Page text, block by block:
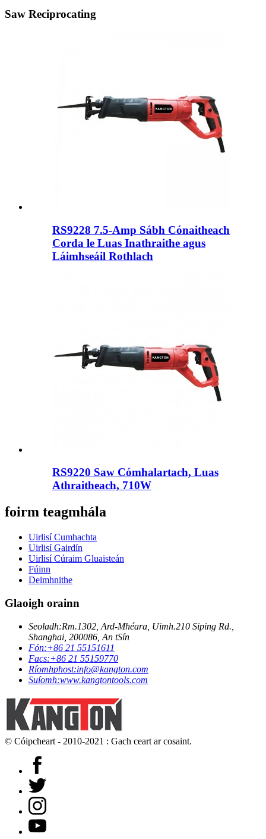
Saw Reciprocating
RS9228 7.5-Amp Sábh Cónaitheach
Corda le Luas Inathraithe agus
Láimhseáil Rothlach
RS9220 Saw Cómhalartach, Luas
Athraitheach, 710W
foirm teagmhála
Uirlisí Cumhachta
Uirlisí Gairdín
Uirlisí Cúraim Gluaisteán
Fúinn
Deimhnithe
Glaoigh orainn
Seoladh:Rm.1302, Ard-Mhéara, Uimh.210 Siping Rd.,
Shanghai, 200086, An tSín
Fón:+86 21 55151611
Facs:+86 21 55159770
Ríomhphost:info@kangton.com
Suíomh:www.kangtontools.com
© Cóipcheart - 2010-2021 : Gach ceart ar cosaint.